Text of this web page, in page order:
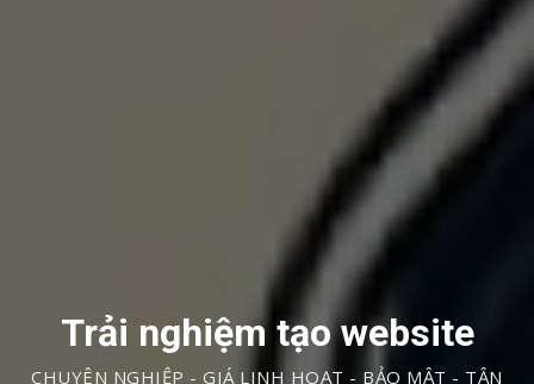
Trải nghiệm tạo website
CHUYÊN NGHIỆP - GIÁ LINH HOẠT - BẢO MẬT - TẬN